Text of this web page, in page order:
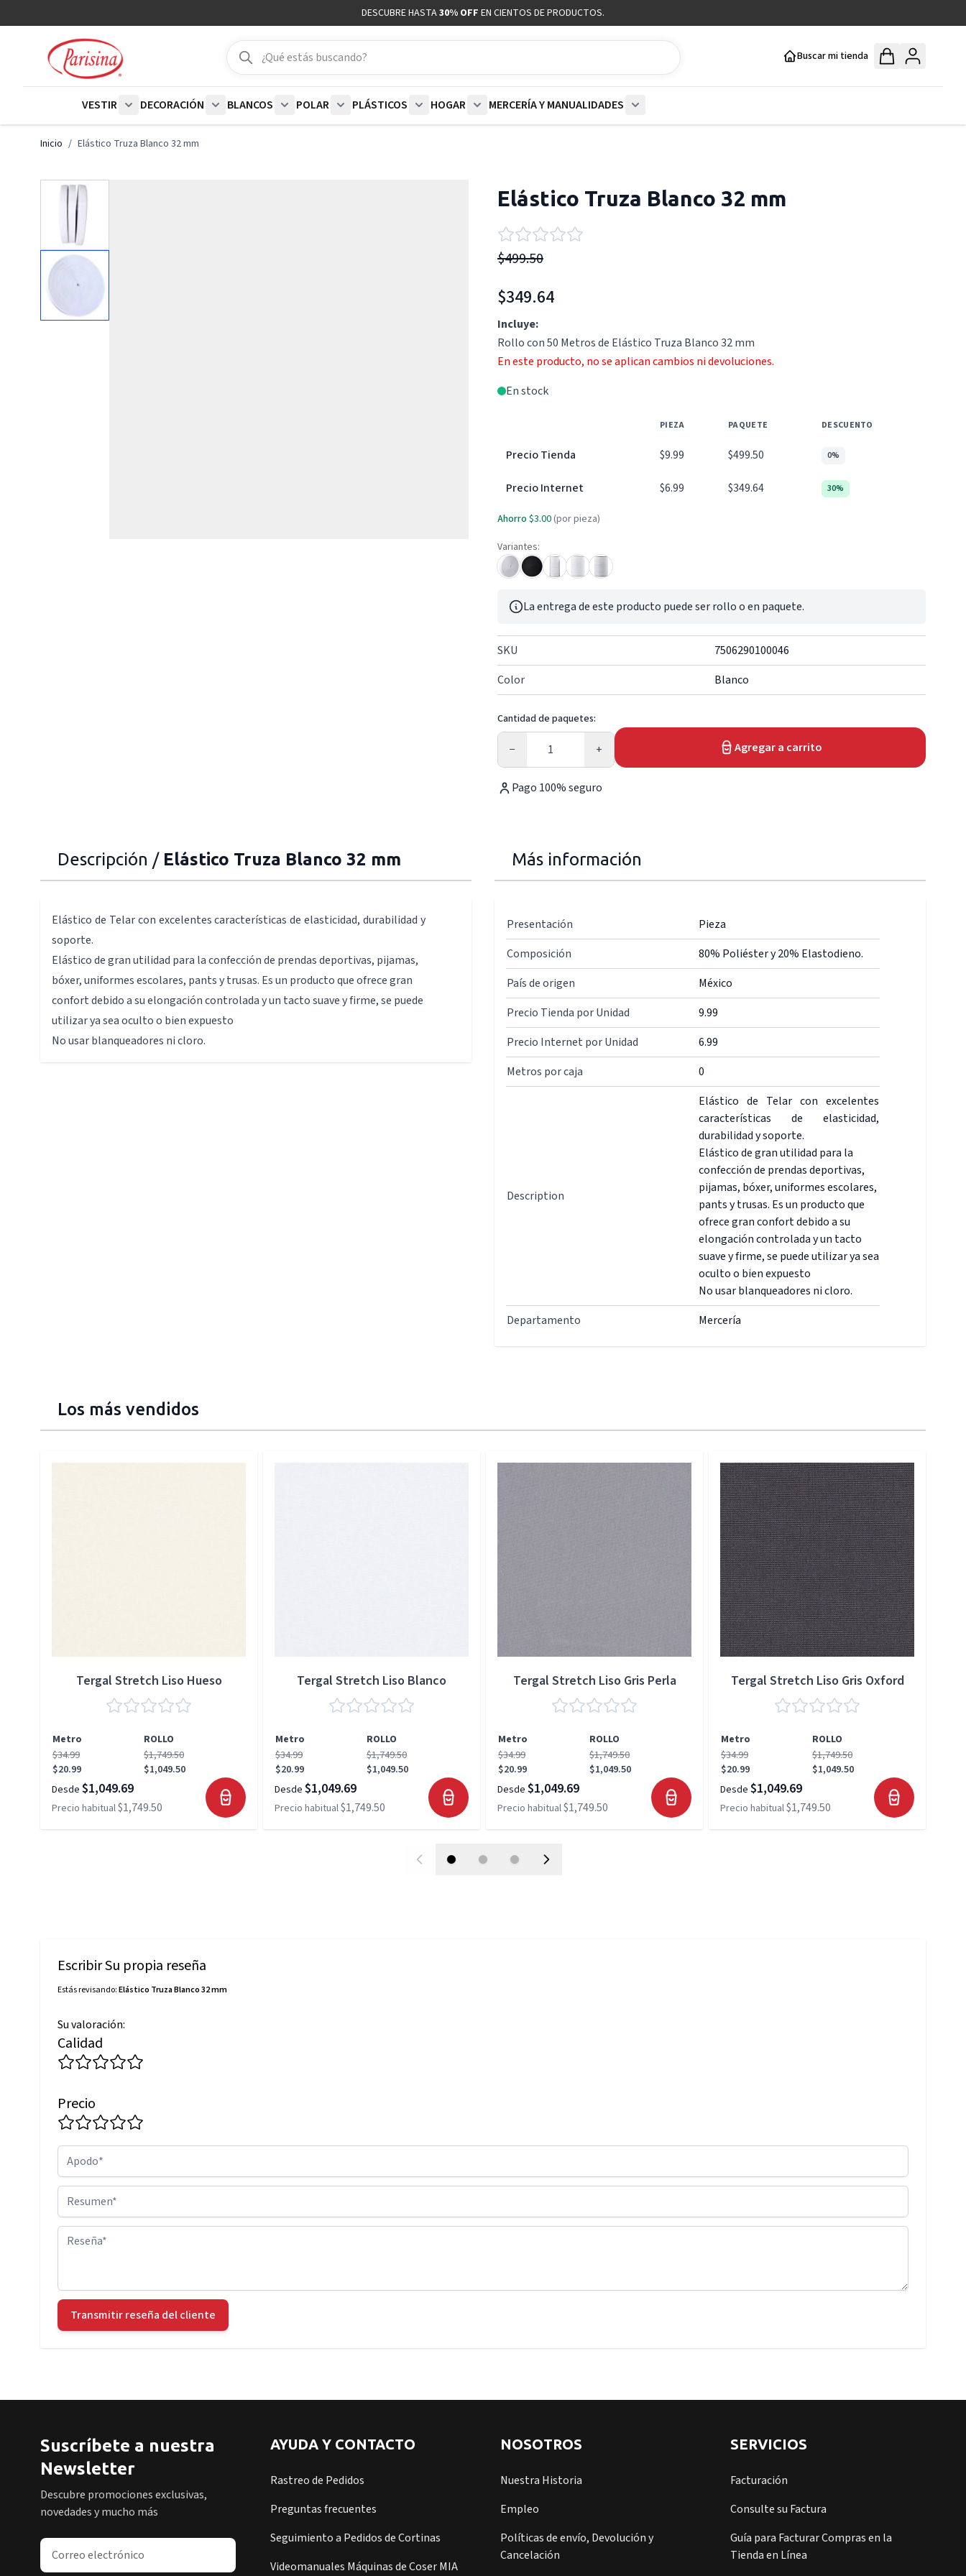
DESCUBRE HASTA30% OFF EN CIENTOS DE PRODUCTOS.
Buscar
Buscar
Buscar mi tienda
VESTIR
DECORACIÓN
BLANCOS
POLAR
PLÁSTICOS
HOGAR
MERCERÍA Y MANUALIDADES
Inicio / Elástico Truza Blanco 32 mm
Elástico Truza Blanco 32 mm
$499.50
$349.64
Incluye:
Rollo con 50 Metros de Elástico Truza Blanco 32 mm
En este producto, no se aplican cambios ni devoluciones.
En stock
PIEZA PAQUETE DESCUENTO
Precio Tienda $9.99 $499.50 0%
Precio Internet $6.99 $349.64 30%
Ahorro $3.00 (por pieza)
Variantes:
La entrega de este producto puede ser rollo o en paquete.
SKU
7506290100046
Color
Blanco
Cantidad de paquetes:
−
Cantidad
+ Agregar a carrito
Pago 100% seguro
Descripción / Elástico Truza Blanco 32 mm
Elástico de Telar con excelentes características de elasticidad, durabilidad y
soporte.
Elástico de gran utilidad para la confección de prendas deportivas, pijamas,
bóxer, uniformes escolares, pants y trusas. Es un producto que ofrece gran
confort debido a su elongación controlada y un tacto suave y firme, se puede
utilizar ya sea oculto o bien expuesto
No usar blanqueadores ni cloro.
Más información
Presentación
Pieza
Composición
80% Poliéster y 20% Elastodieno.
País de origen
México
Precio Tienda por Unidad
9.99
Precio Internet por Unidad
6.99
Metros por caja
0
Description
Elástico de Telar con excelentes
características de elasticidad,
durabilidad y soporte.
Elástico de gran utilidad para la
confección de prendas deportivas,
pijamas, bóxer, uniformes escolares,
pants y trusas. Es un producto que
ofrece gran confort debido a su
elongación controlada y un tacto
suave y firme, se puede utilizar ya sea
oculto o bien expuesto
No usar blanqueadores ni cloro.
Departamento
Mercería
Los más vendidos
Tergal Stretch Liso Hueso
Metro
ROLLO
$34.99
$20.99
$1,749.50
$1,049.50
Desde $1,049.69
Precio habitual$1,749.50
Tergal Stretch Liso Blanco
Metro
ROLLO
$34.99
$20.99
$1,749.50
$1,049.50
Desde $1,049.69
Precio habitual$1,749.50
Tergal Stretch Liso Gris Perla
Metro
ROLLO
$34.99
$20.99
$1,749.50
$1,049.50
Desde $1,049.69
Precio habitual$1,749.50
Tergal Stretch Liso Gris Oxford
Metro
ROLLO
$34.99
$20.99
$1,749.50
$1,049.50
Desde $1,049.69
Precio habitual$1,749.50
Escribir Su propia reseña
Estás revisando:Elástico Truza Blanco 32 mm
Su valoración:
Calidad
Precio
Apodo
Resumen
Reseña
Transmitir reseña del cliente
Suscríbete a nuestra
Newsletter
Descubre promociones exclusivas,
novedades y mucho más
Dirección de correo electrónico
AYUDA Y CONTACTO
Rastreo de Pedidos
Preguntas frecuentes
Seguimiento a Pedidos de Cortinas
Videomanuales Máquinas de Coser MIA
NOSOTROS
Nuestra Historia
Empleo
Políticas de envío, Devolución y
Cancelación
SERVICIOS
Facturación
Consulte su Factura
Guía para Facturar Compras en la
Tienda en Línea